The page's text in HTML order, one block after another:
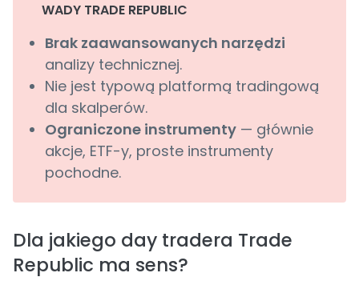
WADY TRADE REPUBLIC
Brak zaawansowanych narzędzi
analizy technicznej.
Nie jest typową platformą tradingową
dla skalperów.
Ograniczone instrumenty — głównie
akcje, ETF-y, proste instrumenty
pochodne.
Dla jakiego day tradera Trade
Republic ma sens?